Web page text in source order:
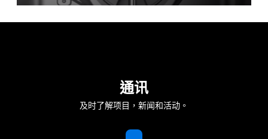
通讯
及时了解项目，新闻和活动。